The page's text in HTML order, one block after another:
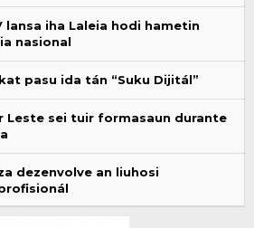
lansa iha Laleia hodi hametin
nasional
pasu ida tán “Suku Dijitál”
Leste sei tuir formasaun durante
dezenvolve an liuhosi